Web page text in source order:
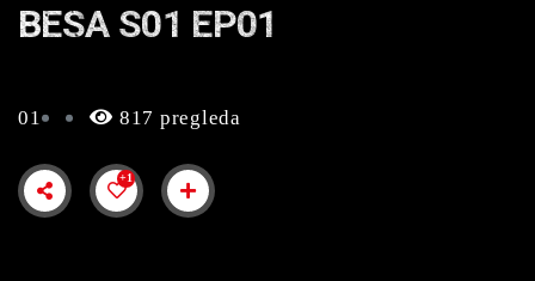
BESA S01 EP01
01 817 pregleda
+1